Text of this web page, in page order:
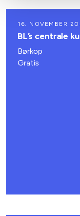
16. NOVEMBER
BL’s centrale
Børkop
Gratis